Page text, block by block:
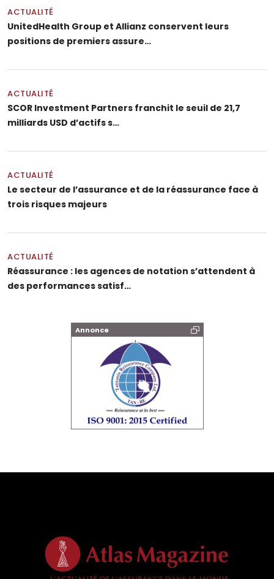
ACTUALITÉ
UnitedHealth Group et Allianz conservent leurs
positions de premiers assure…
ACTUALITÉ
SCOR Investment Partners franchit le seuil de 21,7
milliards USD d’actifs s…
ACTUALITÉ
Le secteur de l’assurance et de la réassurance face à
trois risques majeurs
ACTUALITÉ
Réassurance : les agences de notation s’attendent à
des performances satisf…
Annonce